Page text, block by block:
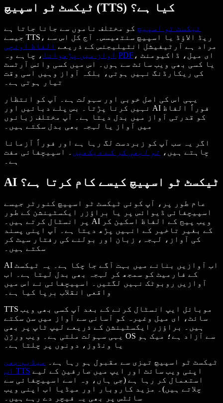
ٹیکسٹ ٹو اسپیچ (TTS) کیا ہے؟
ٹیکسٹ ٹو اسپیچ کو مختلف ناموں سے جانا جاتا ہے
جیسے TTS، ریڈ الاؤڈ یا اسپیچ سنتھیسس۔ آج کل اس سے
مراد ہے آرٹیفیشل انٹیلیجنس کے ذریعے الفاظ اونچی
آواز میں پڑھوانا PDF ، ای میل، ڈاکیومنٹ
یا کسی بھی ویب سائٹ سے ہوں۔ اس میں کسی وائس آرٹسٹ
کی ریکارڈنگ نہیں ہوتی، بلکہ آواز وہیں اسی وقت
تیار ہوتی ہے۔
یہی اس کی اصل خوبی اور سہولت ہے۔ آپ کو انتظار
نہیں کرنا پڑتا۔ بس پلے دبائیں اور AI فوراً الفاظ
کو قدرتی آواز میں بدل دیتا ہے۔ آپ مختلف زبانوں
میں آواز یا لہجہ بھی بدل سکتے ہیں۔
اگر یہ سب آپ کو زبردست لگ رہا ہے اور فوراً آزمانا
چاہتے ہیں، تو ابھی کر کے دیکھیں ۔ اسپیچفائی مفت
ہے۔
AI ٹیکسٹ ٹو اسپیچ کیسے کام کرتا ہے؟
عام طور پر، آپ کوئی ٹیکسٹ ٹو اسپیچ کنورٹر جیسے
اسپیچفائی ڈیوائس پر یا براؤزر ایکسٹینشن کے طور
پر انسٹال کرتے ہیں۔ AI ویب پیج کے الفاظ اسکین کر
کے بغیر تاخیر کے انہیں پڑھ دیتا ہے۔ آپ اپنی پسند
کی آواز، لہجہ، زبان اور بولنے کی رفتار سیٹ کر
سکتے ہیں۔
AI اب آوازیں بنانے میں بہت آگے جا چکا ہے۔ یہ ٹیکسٹ
کے فارمیٹ کو سمجھ کر لہجہ بھی بدل لیتا ہے۔ اب
آوازیں روبوٹک نہیں لگتیں۔ اسپیچفائی نے اس میں
واقعی انقلاب برپا کیا ہے۔
TTS موبائل ایپ انسٹال کرنے کے بعد آپ کسی بھی ویب
سائٹ، ای میل وغیرہ کو آسانی سے آواز میں سن سکتے
ہیں۔ براؤزر ایکسٹینشن کے ذریعے لیپ ٹاپ پر بھی
یہی سہولت ملتی ہے۔ ویب ورژن OS سے آزاد ہے؛ میک ہو
یا ونڈوز، دونوں پر چلتا ہے۔
ٹیکسٹ ٹو اسپیچ تیزی سے مقبول ہو رہا ہے۔
میڈیم بھی
اب TTS
استعمال کر رہا ہے (جی ہاں، وہ اسے اسپیچفائی سے
چلاتے ہیں)۔ مزید کاروبار اور میڈیا اب اپنی ویب
سائٹس پر بھی یہ فیچر دے رہے ہیں۔